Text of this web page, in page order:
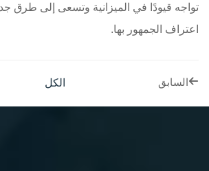
تواجه قيودًا في الميزانية وتسعى إلى طرق
اعتراف الجمهور بها.
السابق الكل